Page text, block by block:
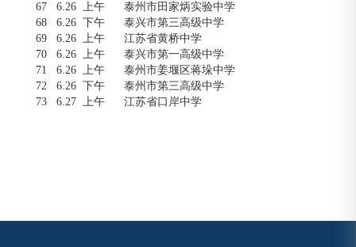
67
6.26 上午
泰州市田家炳实验中学
68
6.26 下午
泰兴市第三高级中学
69
6.26 上午
江苏省黄桥中学
70
6.26 上午
泰兴市第一高级中学
71
6.26 上午
泰州市姜堰区蒋垛中学
72
6.26 下午
泰州市第三高级中学
73
6.27 上午 江苏省口岸中学